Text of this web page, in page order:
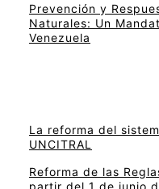
Prevención y
Naturales: Un
Venezuela
La reforma del
UNCITRAL
Reforma de las
partir del 1 de junio